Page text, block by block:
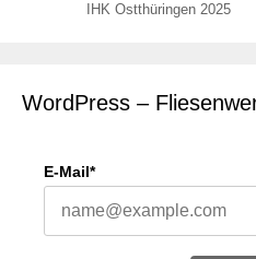
IHK Ostthüringen 2025
WordPress –
E-Mail*